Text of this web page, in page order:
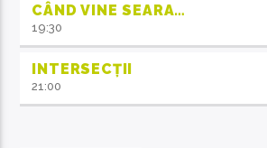
CÂND VINE SEARA…
19:30
INTERSECȚII
21:00